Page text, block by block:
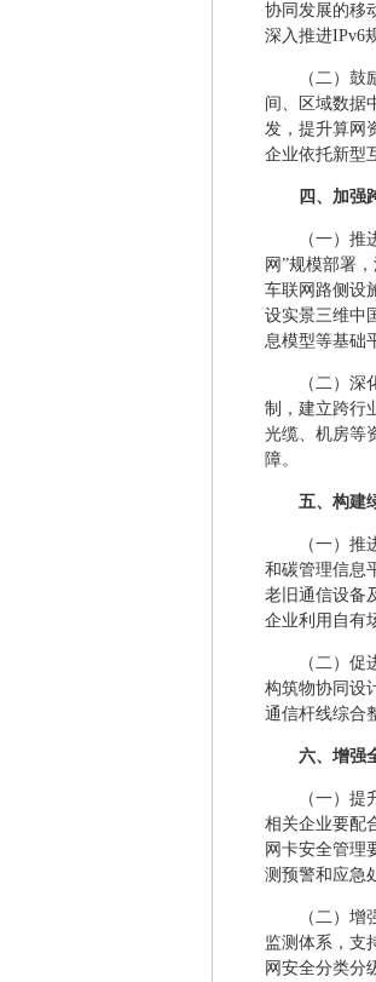
协同发展的移
深入推进IPv6
（二）
间、区域数据
发，提升算网
企业依托新型
四、加强
（一）
网”规模部署
车联网路侧设
设实景三维中
息模型等基础
（二）
制，建立跨行
光缆、机房等
障。
五、构建
（一）
和碳管理信息
老旧通信设备
企业利用自有
（二）
构筑物协同设
通信杆线综合
六、增强
（一）
相关企业要配
网卡安全管理
测预警和应急
（二）
监测体系，支
网安全分类分